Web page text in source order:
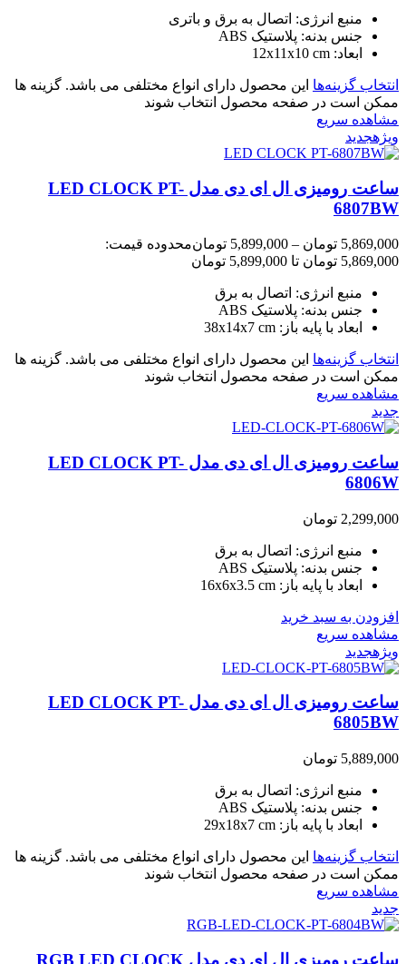
منبع انرژی: اتصال به برق و باتری
جنس بدنه: پلاستیک ABS
ابعاد: 12x11x10 cm
انتخاب گزینه‌ها این محصول دارای انواع مختلفی می باشد. گزینه ها
ممکن است در صفحه محصول انتخاب شوند
مشاهده سریع
ویژهجدید
ساعت رومیزی ال ای دی مدل LED CLOCK PT-
6807BW
5,869,000 تومان –
5,899,000 تومانمحدوده قیمت:
5,869,000 تومان تا 5,899,000 تومان
منبع انرژی: اتصال به برق
جنس بدنه: پلاستیک ABS
ابعاد با پایه باز: 38x14x7 cm
انتخاب گزینه‌ها این محصول دارای انواع مختلفی می باشد. گزینه ها
ممکن است در صفحه محصول انتخاب شوند
مشاهده سریع
جدید
ساعت رومیزی ال ای دی مدل LED CLOCK PT-
6806W
2,299,000 تومان
منبع انرژی: اتصال به برق
جنس بدنه: پلاستیک ABS
ابعاد با پایه باز: 16x6x3.5 cm
افزودن به سبد خرید
مشاهده سریع
ویژهجدید
ساعت رومیزی ال ای دی مدل LED CLOCK PT-
6805BW
5,889,000 تومان
منبع انرژی: اتصال به برق
جنس بدنه: پلاستیک ABS
ابعاد با پایه باز: 29x18x7 cm
انتخاب گزینه‌ها این محصول دارای انواع مختلفی می باشد. گزینه ها
ممکن است در صفحه محصول انتخاب شوند
مشاهده سریع
جدید
ساعت رومیزی ال ای دی مدل RGB LED CLOCK